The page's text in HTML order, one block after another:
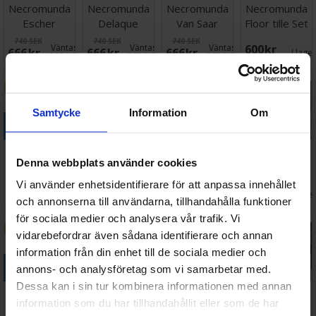
Samtycke Information Om
Denna webbplats använder cookies
Vi använder enhetsidentifierare för att anpassa innehållet
och annonserna till användarna, tillhandahålla funktioner
för sociala medier och analysera vår trafik. Vi
vidarebefordrar även sådana identifierare och annan
information från din enhet till de sociala medier och
annons- och analysföretag som vi samarbetar med.
Dessa kan i sin tur kombinera informationen med annan
information som du har tillhandahållit eller som de har
Necromunda
Escher
Underhive
Crew
740 SEK
666 SEKVäntas in:
2026-08-14
Necromunda
Delaque
Underhive
Crew
740 SEK
666 SEKVäntas in:
2026-08-14
Necromunda
Van Saar
Underhive
Crew
740 SEK
666 SEKVäntas in:
2026-08-14
Necromunda
Floor tille Set
600 SEK I
Köp
Cawdor
Underhive
Crew
740 SEK
666 SEK Väntas in:
2026-08-14
Dice Set
170 SEKVäntas in:
Goliath
Weapons &
Upgrades
208 SEKVäntas in:
2026-08-19
Nomads War
Party
394 SEK I
Köp
10%
Necromunda
Orlock
Köp
Necromunda
Book of
Köp
Necromunda
Conditions &
Köp
Necromunda
Delaque Gang